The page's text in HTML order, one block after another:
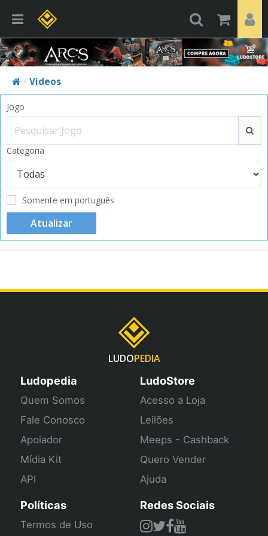
Vídeos
Jogo
Categoria
Somente em português
LUDOPEDIA
Ludopedia
Quem Somos
Fale Conosco
Apoiador
Mídia Kit
API
LudoStore
Acesso a Loja
Leilões
Meeps - Cashback
Quero Vender
Ajuda
Políticas
Termos de Uso
Redes Sociais